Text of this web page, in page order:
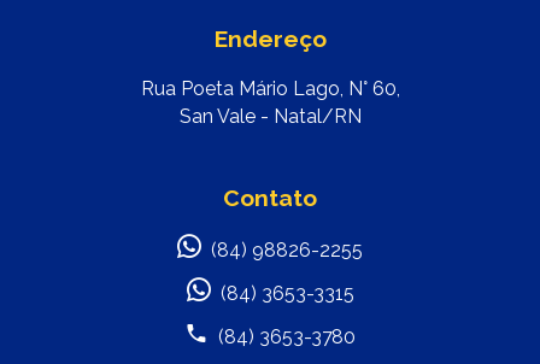
Endereço
Rua Poeta Mário Lago, N° 60,
San Vale - Natal/RN
Contato
(84) 98826-2255
(84) 3653-3315
(84) 3653-3780